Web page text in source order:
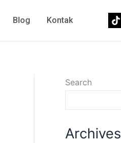
Blog Kontak
Search
Archives